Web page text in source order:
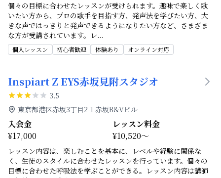
個々の目標に合わせたレッスンが受けられます。趣味で楽しく歌
いたい方から、プロの歌手を目指す方、発声法を学びたい方、大
きな声ではっきりと発声できるようになりたい方など、さまざま
な方が受講されています。レ...
個人レッスン 初心者歓迎 体験あり オンライン対応
Inspiart Z EYS赤坂見附スタジオ
3.5
東京都港区赤坂3丁目2-1 赤坂B&Vビル
入会金
¥17,000
レッスン料金
¥10,520～
レッスン内容は、楽しむことを基本に、レベルや経験に関係な
く、生徒のスタイルに合わせたレッスンを行っています。個々の
目標に合わせた呼吸法を学ぶことができる。レッスン内容は講師